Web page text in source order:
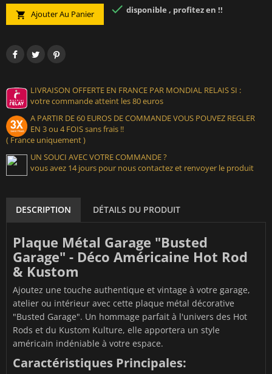
 Ajouter Au Panier  disponible , profitez en !!
LIVRAISON OFFERTE EN FRANCE PAR MONDIAL RELAIS SI :
votre commande atteint les 80 euros
A PARTIR DE 60 EUROS DE COMMANDE VOUS POUVEZ REGLER
EN 3 ou 4 FOIS sans frais !!
( France uniquement )
UN SOUCI AVEC VOTRE COMMANDE ?
vous avez 14 jours pour nous contactez et renvoyer le produit
DESCRIPTION DÉTAILS DU PRODUIT
Plaque Métal Garage "Busted
Garage" - Déco Américaine Hot Rod
& Kustom
Ajoutez une touche authentique et vintage à votre garage,
atelier ou intérieur avec cette plaque métal décorative
"Busted Garage". Un hommage parfait à l'univers des Hot
Rods et du Kustom Kulture, elle apportera un style
américain indéniable à votre espace.
Caractéristiques Principales: